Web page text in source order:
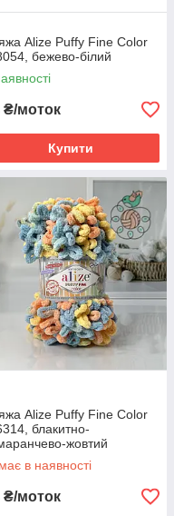
Alize Puffy Fine Color
бежево-білий
₴/моток
Купити
Alize Puffy Fine Color
блакитно-
жовтий
в наявності
₴/моток